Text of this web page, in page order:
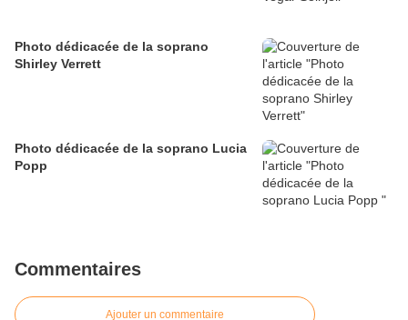
Photo dédicacée de la soprano
Shirley Verrett
Photo dédicacée de la soprano Lucia
Popp
Commentaires
Ajouter un commentaire